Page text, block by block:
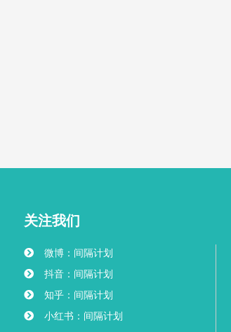
关注我们
微博：间隔计划
抖音：间隔计划
知乎：间隔计划
小红书：间隔计划